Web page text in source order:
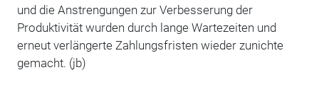
und die Anstrengungen zur Verbesserung der
Produktivität wurden durch lange Wartezeiten und
erneut verlängerte Zahlungsfristen wieder zunichte
gemacht. (jb)